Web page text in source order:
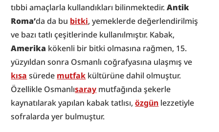
tıbbi amaçlarla kullandıkları bilinmektedir. Antik
Roma’da da bu bitki, yemeklerde değerlendirilmiş
Amerika kökenli bir bitki olmasına rağmen, 15.
kısa sürede mutfak kültürüne dahil olmuştur.
Özellikle Osmanlısaray mutfağında şekerle
kaynatılarak yapılan kabak tatlısı, özgün lezzetiyle
sofralarda yer bulmuştur.